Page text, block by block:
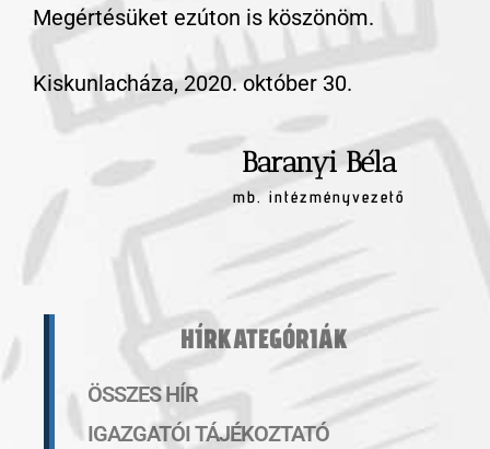
Megértésüket ezúton is köszönöm.
Kiskunlacháza, 2020. október 30.
Baranyi Béla
mb. intézményvezető
HÍRKATEGÓRIÁK
ÖSSZES HÍR
IGAZGATÓI TÁJÉKOZTATÓ